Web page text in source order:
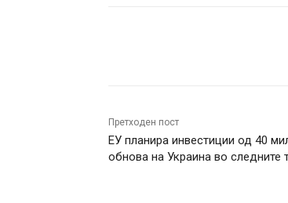
Претходен пост
ЕУ планира инвестиции од 40
обнова на Украина во следните